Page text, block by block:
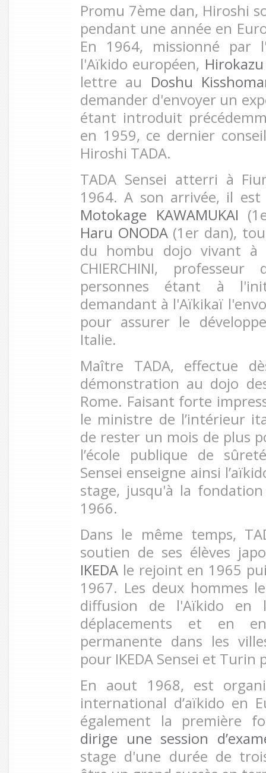
Promu 7ème dan, Hiroshi
pendant une année en
En 1964, missionné par
l'Aïkido européen, Hirokazu
lettre au Doshu
demander d'envoyer un
étant introduit
en 1959, ce dernier
Hiroshi TADA.
TADA Sensei atterri à
1964. A son arrivée, il
Motokage KAWAMUKAI
Haru ONODA(1er dan),
du hombu dojo vivant
CHIERCHINI,
personnes étant à
demandant à l'Aïkikaï
pour assurer le
Italie.
Maître TADA, effectue
démonstration au dojo
Rome. Faisant forte
le ministre de l’intérieur
de rester un mois de plus
l’école publique de
Sensei enseigne ainsi
stage, jusqu'à la
1966.
Dans le même temps,
soutien de ses élèves
IKEDA le rejoint en 1965
1967. Les deux hommes
diffusion de l'Aïkido en
déplacements et en
permanente dans les
pour IKEDA Sensei et Turin
En aout 1968, est
international d’aïkido en
également la première
dirige une session
stage d'une durée de